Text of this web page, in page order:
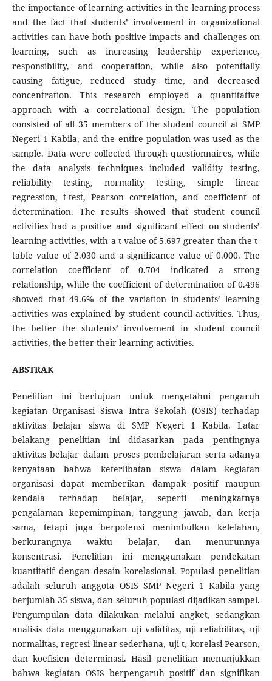
the importance of learning activities in the learning process
and the fact that students’ involvement in organizational
activities can have both positive impacts and challenges on
learning, such as increasing leadership experience,
responsibility, and cooperation, while also potentially
causing fatigue, reduced study time, and decreased
concentration. This research employed a quantitative
approach with a correlational design. The population
consisted of all 35 members of the student council at SMP
Negeri 1 Kabila, and the entire population was used as the
sample. Data were collected through questionnaires, while
the data analysis techniques included validity testing,
reliability testing, normality testing, simple linear
regression, t-test, Pearson correlation, and coefficient of
determination. The results showed that student council
activities had a positive and significant effect on students’
learning activities, with a t-value of 5.697 greater than the t-
table value of 2.030 and a significance value of 0.000. The
correlation coefficient of 0.704 indicated a strong
relationship, while the coefficient of determination of 0.496
showed that 49.6% of the variation in students’ learning
activities was explained by student council activities. Thus,
the better the students’ involvement in student council
activities, the better their learning activities.
ABSTRAK
Penelitian ini bertujuan untuk mengetahui pengaruh
kegiatan Organisasi Siswa Intra Sekolah (OSIS) terhadap
aktivitas belajar siswa di SMP Negeri 1 Kabila. Latar
belakang penelitian ini didasarkan pada pentingnya
aktivitas belajar dalam proses pembelajaran serta adanya
kenyataan bahwa keterlibatan siswa dalam kegiatan
organisasi dapat memberikan dampak positif maupun
kendala terhadap belajar, seperti meningkatnya
pengalaman kepemimpinan, tanggung jawab, dan kerja
sama, tetapi juga berpotensi menimbulkan kelelahan,
berkurangnya waktu belajar, dan menurunnya
konsentrasi. Penelitian ini menggunakan pendekatan
kuantitatif dengan desain korelasional. Populasi penelitian
adalah seluruh anggota OSIS SMP Negeri 1 Kabila yang
berjumlah 35 siswa, dan seluruh populasi dijadikan sampel.
Pengumpulan data dilakukan melalui angket, sedangkan
analisis data menggunakan uji validitas, uji reliabilitas, uji
normalitas, regresi linear sederhana, uji t, korelasi Pearson,
dan koefisien determinasi. Hasil penelitian menunjukkan
bahwa kegiatan OSIS berpengaruh positif dan signifikan